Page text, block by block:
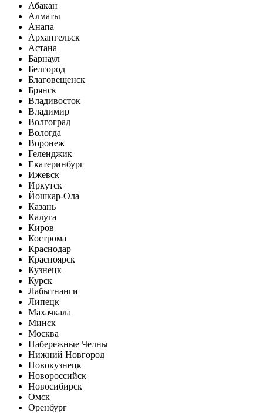
Абакан
Алматы
Анапа
Архангельск
Астана
Барнаул
Белгород
Благовещенск
Брянск
Владивосток
Владимир
Волгоград
Вологда
Воронеж
Геленджик
Екатеринбург
Ижевск
Иркутск
Йошкар-Ола
Казань
Калуга
Киров
Кострома
Краснодар
Красноярск
Кузнецк
Курск
Лабытнанги
Липецк
Махачкала
Минск
Москва
Набережные Челны
Нижний Новгород
Новокузнецк
Новороссийск
Новосибирск
Омск
Оренбург